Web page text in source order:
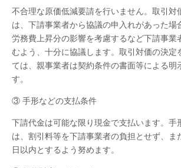
不合理な原価低減要請を行いません。取引対
は、下請事業者から協議の申入れがあった場
労務費上昇分の影響を考慮するなど下請事業
むよう、十分に協議します。取引対価の決定
ては、親事業者は契約条件の書面等による明
す。
③ 手形などの支払条件
下請代金は可能な限り現金で支払います。手
は、割引料等を下請事業者の負担とせず、ま
日以内とするよう努めます。